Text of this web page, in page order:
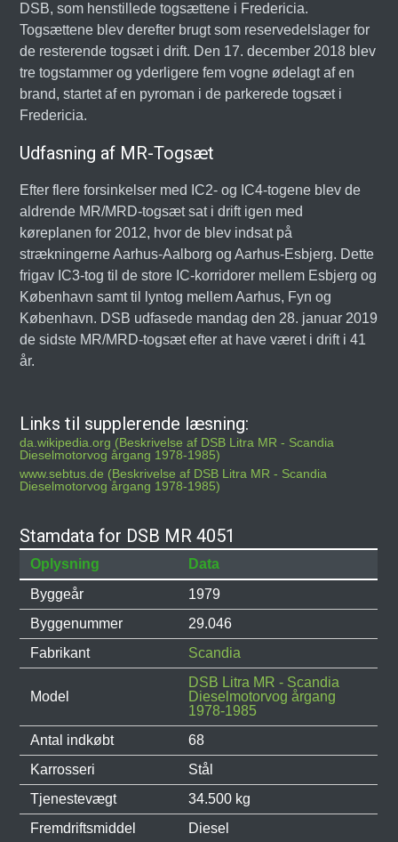
DSB, som henstillede togsættene i Fredericia.
Togsættene blev derefter brugt som reservedelslager for
de resterende togsæt i drift. Den 17. december 2018 blev
tre togstammer og yderligere fem vogne ødelagt af en
brand, startet af en pyroman i de parkerede togsæt i
Fredericia.
Udfasning af MR-Togsæt
Efter flere forsinkelser med IC2- og IC4-togene blev de
aldrende MR/MRD-togsæt sat i drift igen med
køreplanen for 2012, hvor de blev indsat på
strækningerne Aarhus-Aalborg og Aarhus-Esbjerg. Dette
frigav IC3-tog til de store IC-korridorer mellem Esbjerg og
København samt til lyntog mellem Aarhus, Fyn og
København. DSB udfasede mandag den 28. januar 2019
de sidste MR/MRD-togsæt efter at have været i drift i 41
år.
Links til supplerende læsning:
da.wikipedia.org (Beskrivelse af DSB Litra MR - Scandia
Dieselmotorvog årgang 1978-1985)
www.sebtus.de (Beskrivelse af DSB Litra MR - Scandia
Dieselmotorvog årgang 1978-1985)
Stamdata for DSB MR 4051
Oplysning
Data
Byggeår
1979
Byggenummer
29.046
Fabrikant
Scandia
Model
DSB Litra MR - Scandia
Dieselmotorvog årgang
1978-1985
Antal indkøbt
68
Karrosseri
Stål
Tjenestevægt
34.500 kg
Fremdriftsmiddel
Diesel